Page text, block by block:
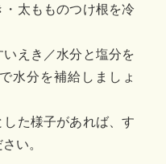
太もものつけ根を冷
えき／水分と塩分を
水分を補給しましょ
た様子があれば、す
い。